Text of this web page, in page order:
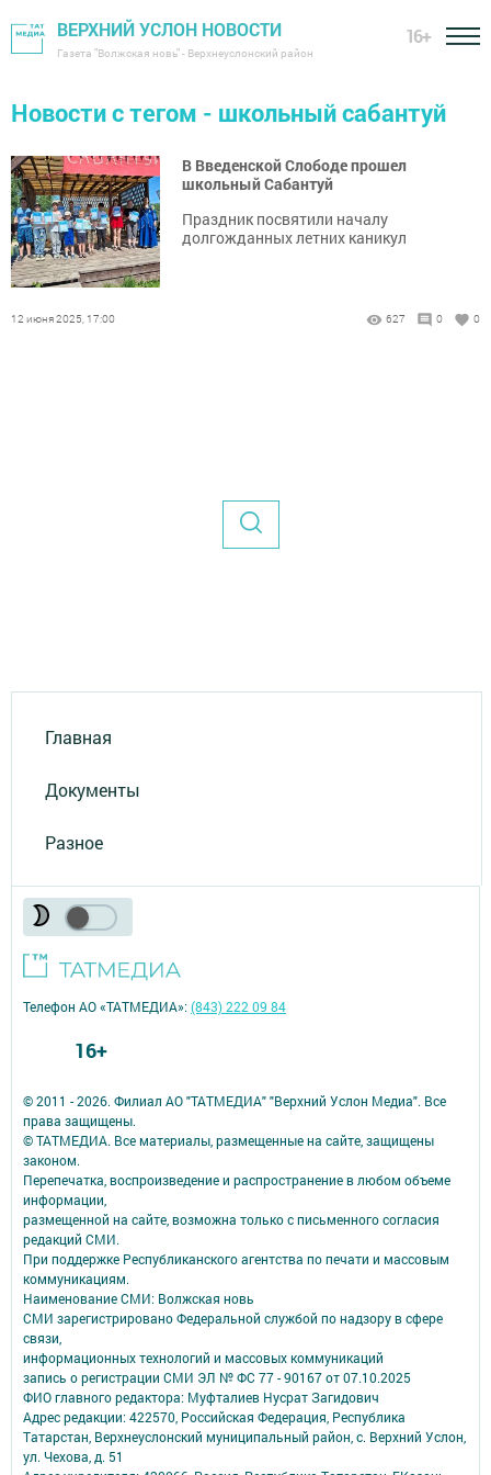
ВЕРХНИЙ УСЛОН НОВОСТИ
Газета "Волжская новь" - Верхнеуслонский район
16+
Новости с тегом - школьный сабантуй
В Введенской Слободе прошел
школьный Сабантуй
Праздник посвятили началу
долгожданных летних каникул
12 июня 2025, 17:00 627 0 0
Главная
Документы
Разное
© 2011 - 2026. Филиал АО "ТАТМЕДИА" "Верхний Услон Медиа". Все
права защищены.
© ТАТМЕДИА. Все материалы, размещенные на сайте, защищены
законом.
Перепечатка, воспроизведение и распространение в любом объеме
информации,
размещенной на сайте, возможна только с письменного согласия
редакций СМИ.
При поддержке Республиканского агентства по печати и массовым
коммуникациям.
Наименование СМИ: Волжская новь
СМИ зарегистрировано Федеральной службой по надзору в сфере
связи,
информационных технологий и массовых коммуникаций
запись о регистрации СМИ ЭЛ № ФС 77 - 90167 от 07.10.2025
ФИО главного редактора: Муфталиев Нусрат Загидович
Адрес редакции: 422570, Российская Федерация, Республика
Татарстан, Верхнеуслонский муниципальный район, с. Верхний Услон,
ул. Чехова, д. 51
Телефон АО «ТАТМЕДИА»:(843) 222 09 84
16+